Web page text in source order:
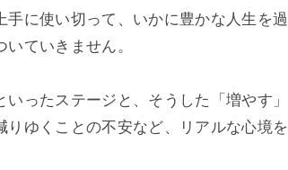
手に使い切って、いかに豊かな人生を過
ていきません。
ったステージと、そうした
「増やす」
ゆくことの不安など、リアルな心境を